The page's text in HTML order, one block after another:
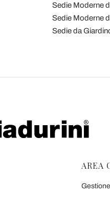
Sedie Moderne
Sedie Moderne
Sedie da
AREA